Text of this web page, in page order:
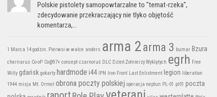
Polskie pistolety samopowtarzalne to "temat-rzeka",
zdecydowanie przekraczający nie tlyko objętość
komentarza,...
1 Marca 14 godzin. Pierwsi w walce anders arma 2arma 3 bumar Bzura
chernarus Co-oP Co@97+ concept czarnoruś DLC Dzień Żołnierzy Wyklętych egrh Free
Willy gdańsk gokarty hardmode i44 IPN Iron Front Last Enlistment legion
liberation
1944 misja Mt. Ormel obrona poczty polskiej operacja neptun PL-01 pl01 poczta